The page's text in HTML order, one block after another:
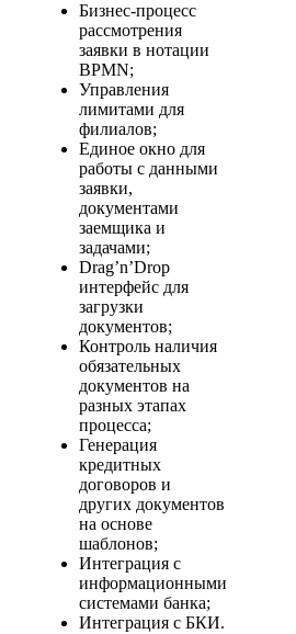
Бизнес-процесс
рассмотрения
заявки в нотации
BPMN;
Управления
лимитами для
филиалов;
Единое окно для
работы с данными
заявки,
документами
заемщика и
задачами;
Drag’n’Drop
интерфейс для
загрузки
документов;
Контроль наличия
обязательных
документов на
разных этапах
процесса;
Генерация
кредитных
договоров и
других документов
на основе
шаблонов;
Интеграция с
информационными
системами банка;
Интеграция с БКИ.